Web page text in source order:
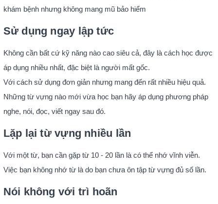
khám bệnh nhưng không mang mũ bảo hiểm
Sử dụng ngay lập tức
Không cần bất cứ kỹ năng nào cao siêu cả, đây là cách học được
áp dụng nhiều nhất, đặc biệt là người mất gốc.
Với cách sử dụng đơn giản nhưng mang đến rất nhiều hiệu quả.
Những từ vựng nào mới vừa học bạn hãy áp dụng phương pháp
nghe, nói, đọc, viết ngay sau đó.
Lặp lại từ vựng nhiều lần
Với một từ, bạn cần gặp từ 10 - 20 lần là có thể nhớ vĩnh viễn.
Việc bạn không nhớ từ là do bạn chưa ôn tập từ vựng đủ số lần.
Nói không với trì hoãn